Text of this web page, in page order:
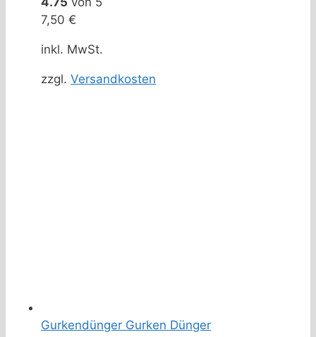
7,50 €
inkl. MwSt.
zzgl. Versandkosten
Gurkendünger Gurken Dünger